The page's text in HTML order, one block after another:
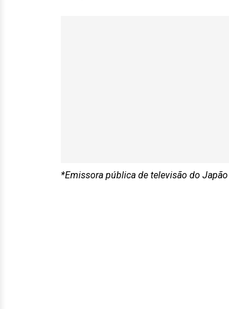
*Emissora pública de televisão do Japão